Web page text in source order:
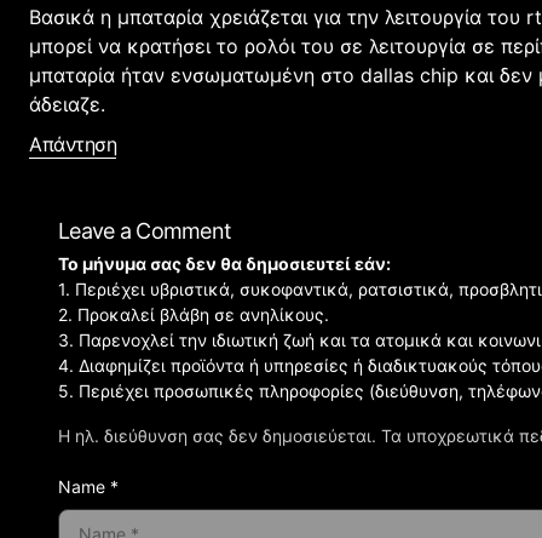
Βασικά η μπαταρία χρειάζεται για την λειτουργία
μπορεί να κρατήσει το ρολόι του σε λειτουργία σε
μπαταρία ήταν ενσωματωμένη στο dallas chip και δεν
άδειαζε.
Απάντηση
Leave a Comment
Η ηλ. διεύθυνση σας δεν δημοσιεύεται. Τα υποχρεωτικά
Το μήνυμα σας δεν θα δημοσιευτεί εάν:
1. Περιέχει υβριστικά, συκοφαντικά, ρατσιστικά,
2. Προκαλεί βλάβη σε ανηλίκους.
3. Παρενοχλεί την ιδιωτική ζωή και τα ατομικά και
4. Διαφημίζει προϊόντα ή υπηρεσίες ή διαδικτυακούς
5. Περιέχει προσωπικές πληροφορίες (διεύθυνση,
Name *